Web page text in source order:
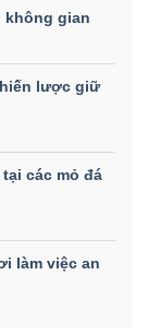
không gian
lược giữ
các mỏ đá
làm việc an